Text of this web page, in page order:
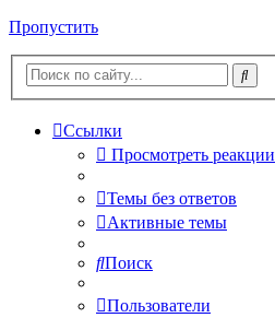
Пропустить
Ссылки
Просмотреть реакции
Темы без ответов
Активные темы
Поиск
Пользователи